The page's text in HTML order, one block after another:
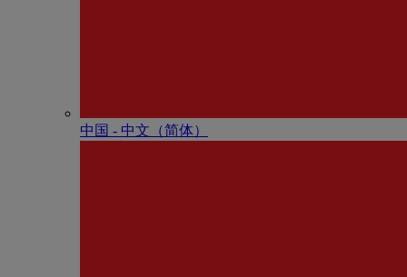
中国 - 中⽂（简体）